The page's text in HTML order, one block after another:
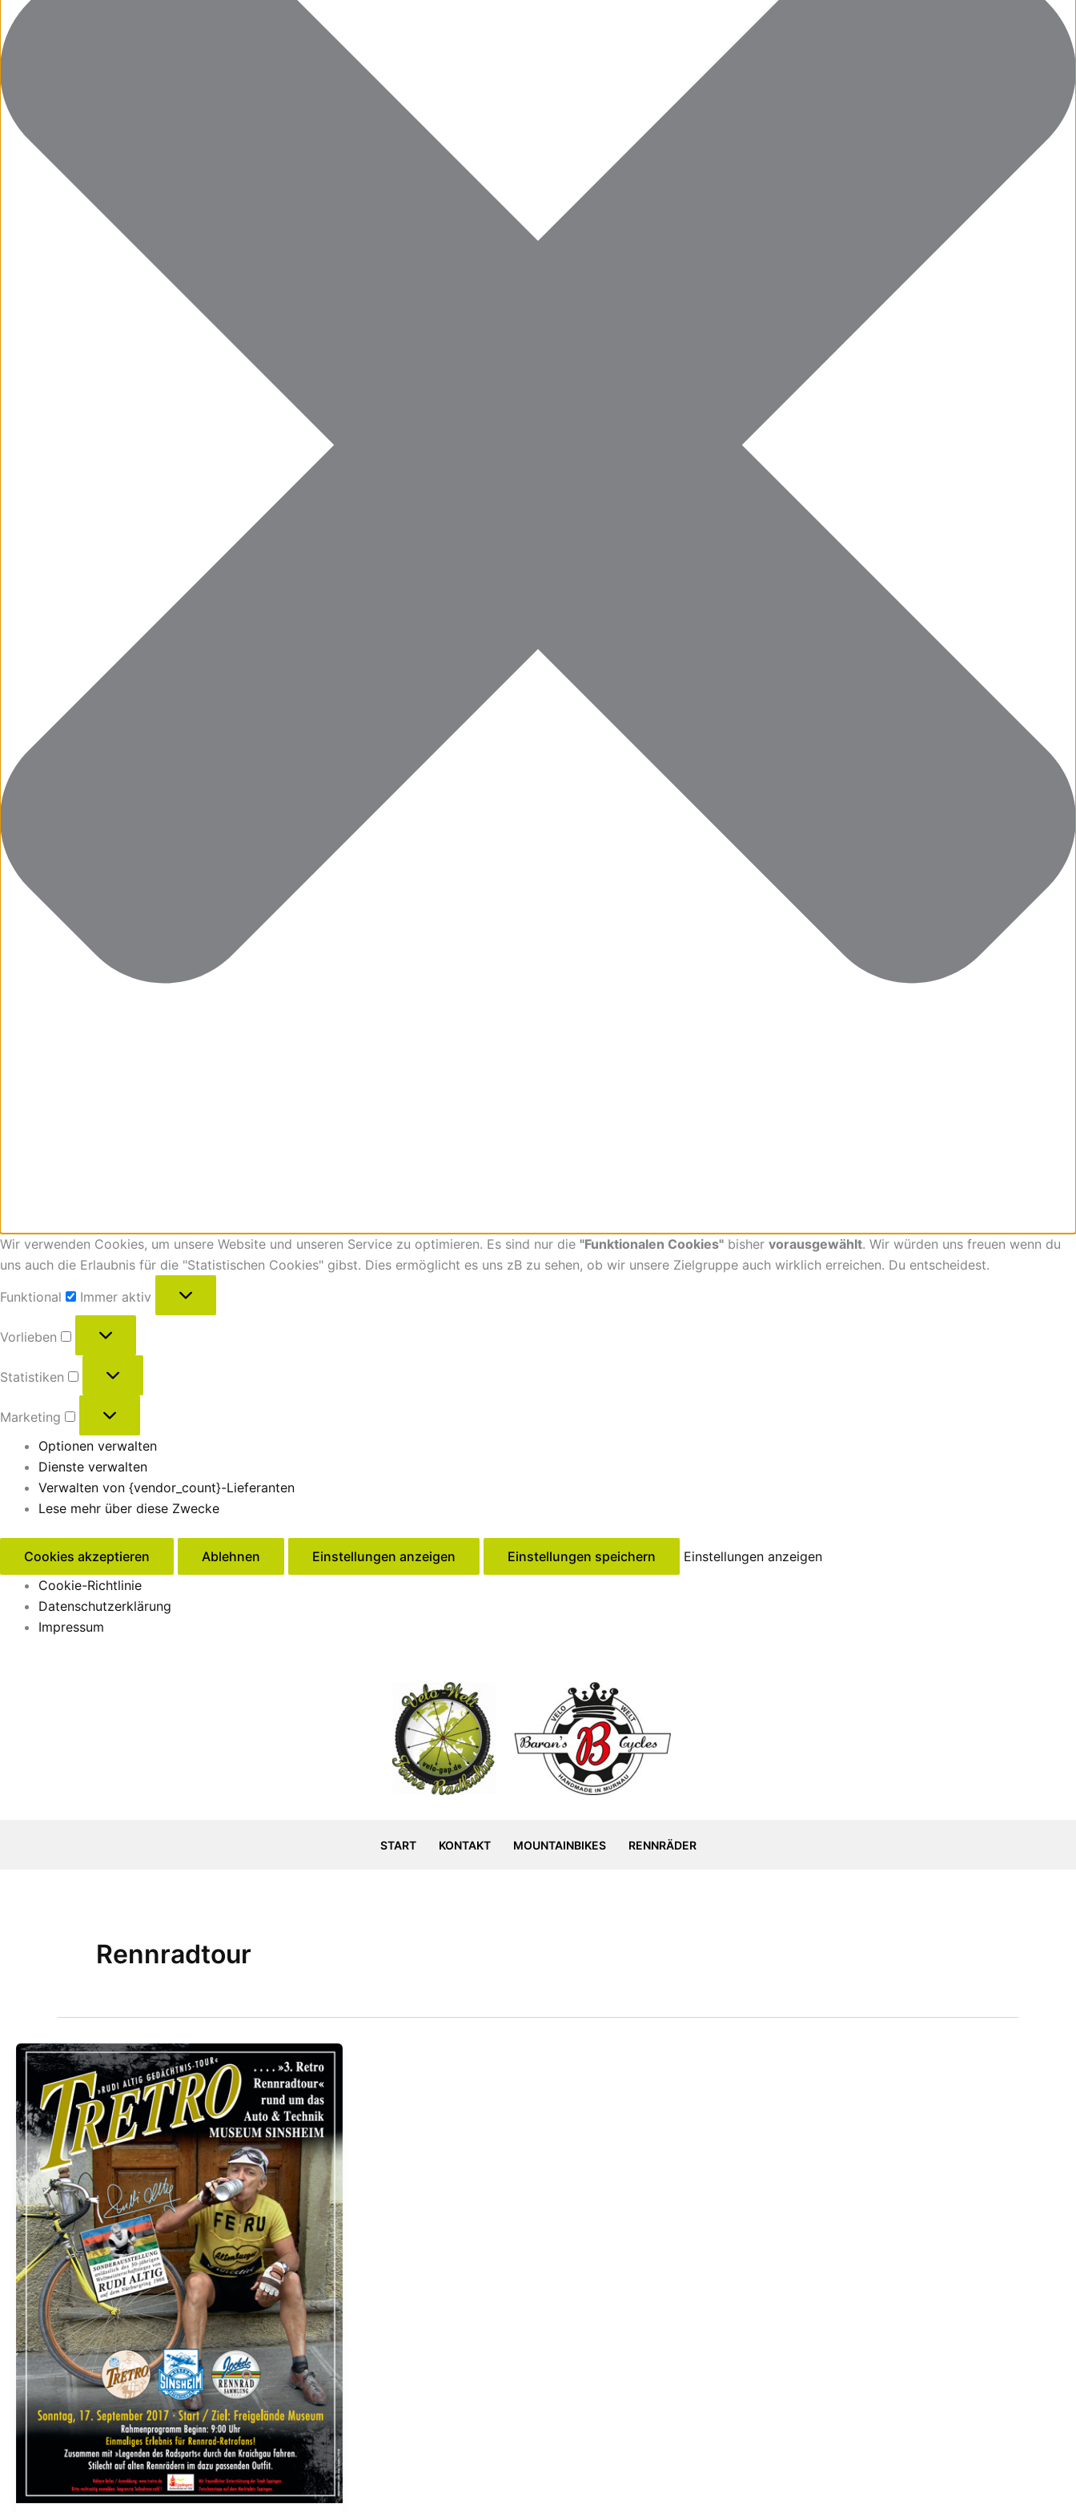
Wir verwenden Cookies, um unsere Website und unseren Service zu optimieren. Es sind nur die "Funktionalen Cookies" bisher vorausgewählt. Wir würden uns freuen wenn du
uns auch die Erlaubnis für die "Statistischen Cookies" gibst. Dies ermöglicht es uns zB zu sehen, ob wir unsere Zielgruppe auch wirklich erreichen. Du entscheidest.
Funktional
Immer aktiv
Vorlieben
Statistiken
Marketing
Optionen verwalten
Dienste verwalten
Verwalten von {vendor_count}-Lieferanten
Lese mehr über diese Zwecke
Cookies akzeptieren Ablehnen Einstellungen anzeigen Einstellungen speichern
Einstellungen anzeigen
Cookie-Richtlinie
Datenschutzerklärung
Impressum
START KONTAKT MOUNTAINBIKES RENNRÄDER
Rennradtour